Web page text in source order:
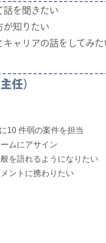
話を聞きたい
が知りたい
ャリアの話をしてみた
任）
10 件弱の案件を担当
ムにアサイン
を語れるようになりたい
ントに携わりたい